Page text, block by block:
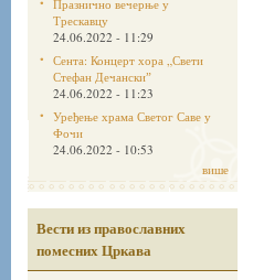
Празнично вечерње у
Трескавцу
24.06.2022 - 11:29
Сента: Концерт хора „Свети
Стефан Дечанскиˮ
24.06.2022 - 11:23
Уређење храма Светог Саве у
Фочи
24.06.2022 - 10:53
више
Вести из православних
помесних Цркава